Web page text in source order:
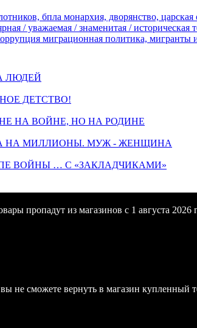
бпла монархия, дворянство, царская
/ уважаемая / знаменитая / историческая
миграционная политика, мигранты
ЛЮДЕЙ
ДЕТСТВО!
НА ВОЙНЕ, НО НА РОДИНЕ
НА МИЛЛИОНЫ. МУЖ - ЖЕНЩИНА
ВОЙНЫ … С «ЗАКЛАДЧИКАМИ»
пропадут из магазинов с 1 августа 2026
не сможете вернуть в магазин купленный